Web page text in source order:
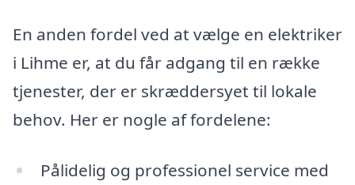
En anden fordel ved at vælge en elektriker
i Lihme er, at du får adgang til en række
tjenester, der er skræddersyet til lokale
behov. Her er nogle af fordelene:
Pålidelig og professionel service med